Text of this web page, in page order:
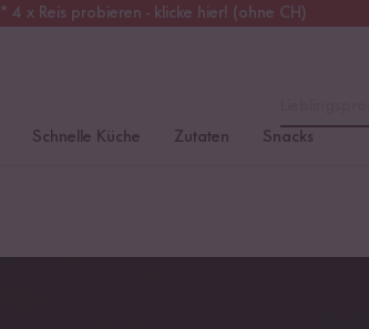
* 4 x Reis probieren - klicke hier! (ohne CH)
Kostenloser Versand
Schnelle Küche Zutaten Snacks